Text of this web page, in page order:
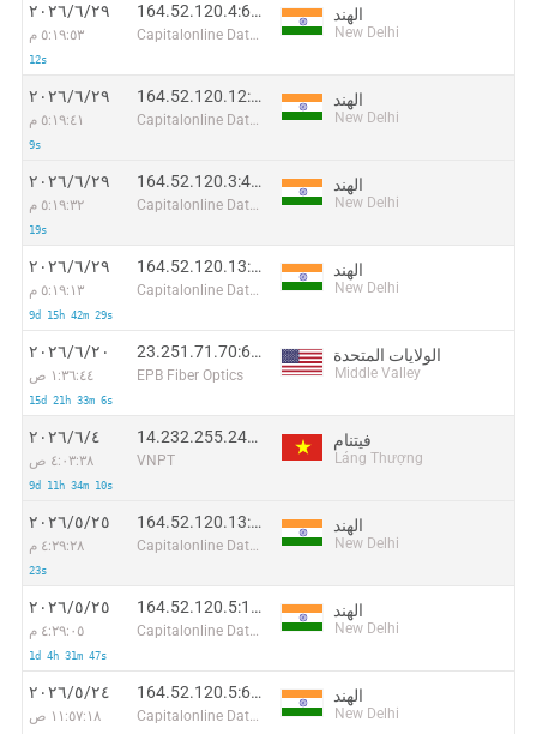
٢٩‏/٦‏/٢٠٢٦
٥:١٩:٥٣ م
12s
164.52.120.4:64551
Capitalonline Data Service (HK) Co
الهند
New Delhi
٢٩‏/٦‏/٢٠٢٦
٥:١٩:٤١ م
9s
164.52.120.12:15349
Capitalonline Data Service (HK) Co
الهند
New Delhi
٢٩‏/٦‏/٢٠٢٦
٥:١٩:٣٢ م
19s
164.52.120.3:49990
Capitalonline Data Service (HK) Co
الهند
New Delhi
٢٩‏/٦‏/٢٠٢٦
٥:١٩:١٣ م
9d 15h 42m 29s
164.52.120.13:37762
Capitalonline Data Service (HK) Co
الهند
New Delhi
٢٠‏/٦‏/٢٠٢٦
١:٣٦:٤٤ ص
15d 21h 33m 6s
23.251.71.70:63459
EPB Fiber Optics
الولايات المتحدة
Middle Valley
٤‏/٦‏/٢٠٢٦
٤:٠٣:٣٨ ص
9d 11h 34m 10s
14.232.255.245:44215
VNPT
فيتنام
Láng Thượng
٢٥‏/٥‏/٢٠٢٦
٤:٢٩:٢٨ م
23s
164.52.120.13:24445
Capitalonline Data Service (HK) Co
الهند
New Delhi
٢٥‏/٥‏/٢٠٢٦
٤:٢٩:٠٥ م
1d 4h 31m 47s
164.52.120.5:17608
Capitalonline Data Service (HK) Co
الهند
New Delhi
٢٤‏/٥‏/٢٠٢٦
١١:٥٧:١٨ ص
164.52.120.5:63145
Capitalonline Data Service (HK) Co
الهند
New Delhi